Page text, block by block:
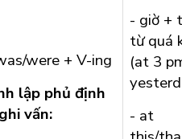
were + V-ing
lập phủ định
vấn:
- giờ +
từ quá
(at 3
- at